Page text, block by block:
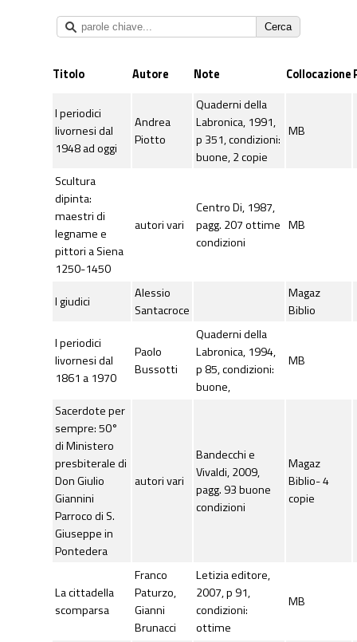
Titolo Autore Note Collocazione
I periodici
livornesi dal
1948 ad oggi
Andrea
Piotto
Quaderni della
Labronica, 1991,
p 351, condizioni:
buone, 2 copie
MB
Scultura
dipinta:
maestri di
legname e
pittori a Siena
1250-1450
autori vari
Centro Di, 1987,
pagg. 207 ottime
condizioni
MB
I giudici
Alessio
Santacroce
Magaz
Biblio
I periodici
livornesi dal
1861 a 1970
Paolo
Bussotti
Quaderni della
Labronica, 1994,
p 85, condizioni:
buone,
MB
Sacerdote per
sempre: 50°
di Ministero
presbiterale di
Don Giulio
Giannini
Parroco di S.
Giuseppe in
Pontedera
autori vari
Bandecchi e
Vivaldi, 2009,
pagg. 93 buone
condizioni
Magaz
Biblio- 4
copie
La cittadella
scomparsa
Franco
Paturzo,
Gianni
Brunacci
Letizia editore,
2007, p 91,
condizioni:
ottime
MB